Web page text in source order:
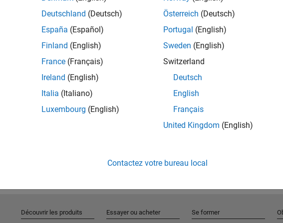
Recevez
Deutschland (Deutsch)
España (Español)
Finland (English)
France (Français)
Ireland (English)
Italia (Italiano)
Luxembourg (English)
Österreich (Deutsch)
Portugal (English)
Sweden (English)
Switzerland
Deutsch
English
Français
United Kingdom (English)
Contactez votre bureau local
Découvrir les produits Essayer ou acheter Se former